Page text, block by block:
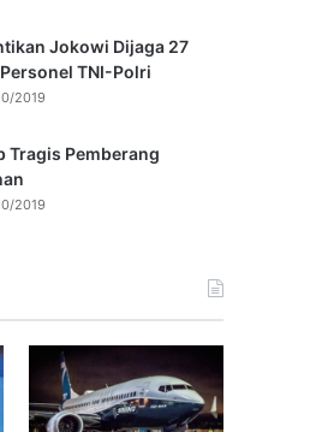
Jokowi Dijaga 27
TNI-Polri
2019
Tragis Pemberang
2019